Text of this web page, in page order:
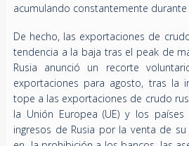
acumulando constantemente
De hecho, las exportaciones de
tendencia a la baja tras el peak de
Rusia anunció un recorte
exportaciones para agosto, tras la
tope a las exportaciones de crudo
la Unión Europea (UE) y los
ingresos de Rusia por la venta de